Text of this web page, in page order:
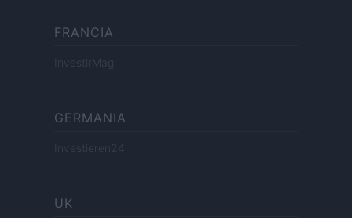
FRANCIA
InvestirMag
GERMANIA
Investieren24
UK